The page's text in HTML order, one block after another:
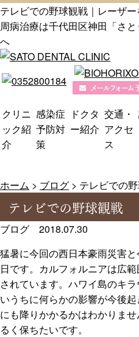
テレビでの野球観戦｜レーザ
周病治療は千代田区神田「さと
へ
クリニ
ック紹
介
感染症
予防対
策
ドクタ
ー紹介
交通・
アクセ
ス
ホーム > ブログ > テレビでの
テレビでの野球観戦
ブログ
2018.07.30
猛暑に今回の西日本豪雨災害
日です。カルフォルニアは広
されています。ハワイ島のキ
いうちに何らかの影響が今後
にも降りかかるかはわかりま
るく保ちたいです。